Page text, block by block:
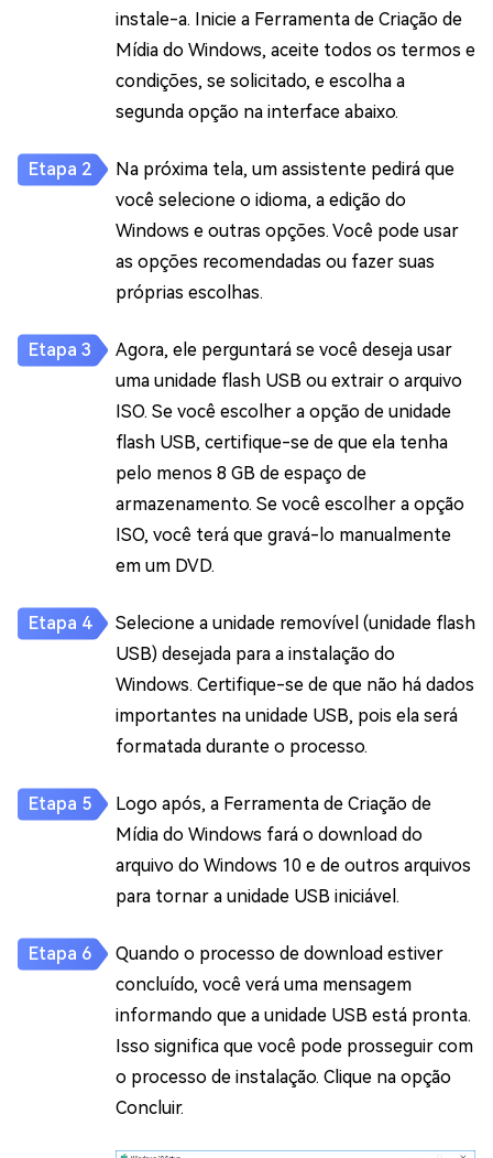
instale-a. Inicie a Ferramenta de Criação de
Mídia do Windows, aceite todos os termos e
condições, se solicitado, e escolha a
segunda opção na interface abaixo.
Na próxima tela, um assistente pedirá que
você selecione o idioma, a edição do
Windows e outras opções. Você pode usar
as opções recomendadas ou fazer suas
próprias escolhas.
Agora, ele perguntará se você deseja usar
uma unidade flash USB ou extrair o arquivo
ISO. Se você escolher a opção de unidade
flash USB, certifique-se de que ela tenha
pelo menos 8 GB de espaço de
armazenamento. Se você escolher a opção
ISO, você terá que gravá-lo manualmente
em um DVD.
Selecione a unidade removível (unidade flash
USB) desejada para a instalação do
Windows. Certifique-se de que não há dados
importantes na unidade USB, pois ela será
formatada durante o processo.
Logo após, a Ferramenta de Criação de
Mídia do Windows fará o download do
arquivo do Windows 10 e de outros arquivos
para tornar a unidade USB iniciável.
Quando o processo de download estiver
concluído, você verá uma mensagem
informando que a unidade USB está pronta.
Isso significa que você pode prosseguir com
o processo de instalação. Clique na opção
Concluir.